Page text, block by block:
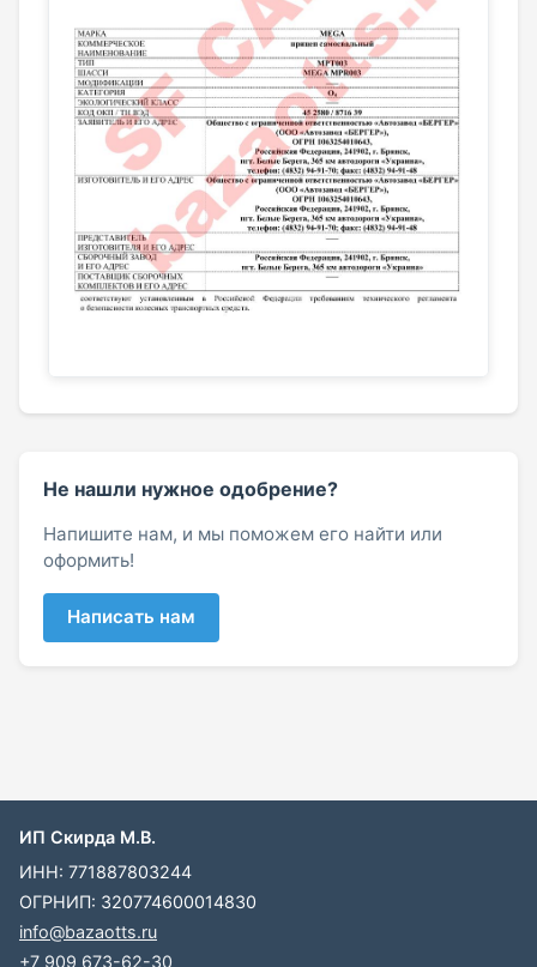
Не нашли нужное одобрение?
Напишите нам, и мы поможем его найти или
оформить!
Написать нам
ИП Скирда М.В.
ИНН: 771887803244
ОГРНИП: 320774600014830
info@bazaotts.ru
+7 909 673-62-30